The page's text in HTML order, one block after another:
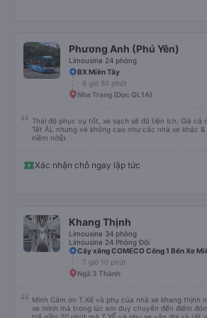
Phương Anh (Phú Yên)
Limousine 24 phòng
BX Miền Tây
8 giờ 50 phút
Nha Trang (Dọc QL1A)
Thái độ phục vụ tốt, xe sạch sẽ đủ tiện ích. Giá cả
Tết ÂL nhưng vé không cao như các nhà xe khác
niềm nở👍
Xác nhận chỗ ngay lập tức
Khang Thịnh
Limousine 34 phòng
Limousine 24 Phòng Đôi
Cây xăng COMECO Cổng 1 Bến Xe
7 giờ 10 phút
Ngã 3 Thành
Mình Cảm ơn T.Xế và phụ của nhà xe khang thịnh
xe mình mà trong lúc em duy chuyển đến điểm